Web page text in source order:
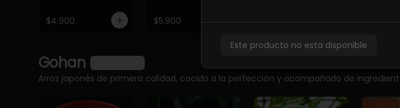
$4.900 $5.900
Gohan
Arroz japonés de primera calidad, cocido a la perfección y acompañado de
Este producto no esta disponible